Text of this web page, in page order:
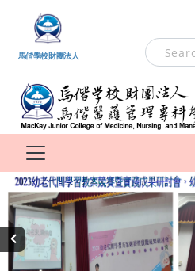
跳到主要內容
馬偕學校財團法人
‹